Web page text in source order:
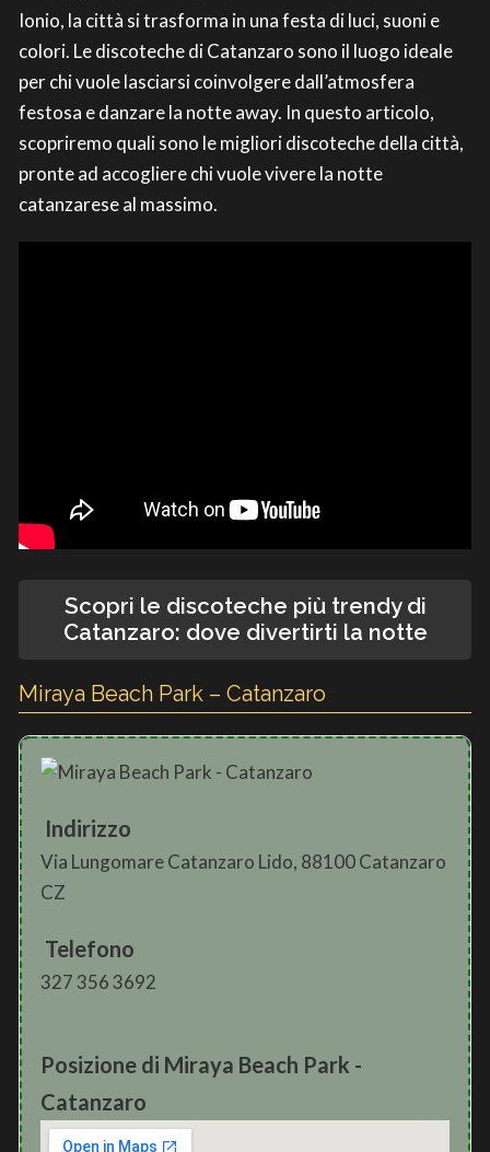
Ionio, la città si trasforma in una festa di luci, suoni e
colori. Le discoteche di Catanzaro sono il luogo ideale
per chi vuole lasciarsi coinvolgere dall’atmosfera
festosa e danzare la notte away. In questo articolo,
scopriremo quali sono le migliori discoteche della città,
pronte ad accogliere chi vuole vivere la notte
catanzarese al massimo.
Scopri le discoteche più trendy di
Catanzaro: dove divertirti la notte
Miraya Beach Park – Catanzaro
Indirizzo
Via Lungomare Catanzaro Lido, 88100 Catanzaro
CZ
Telefono
327 356 3692
Posizione di Miraya Beach Park -
Catanzaro